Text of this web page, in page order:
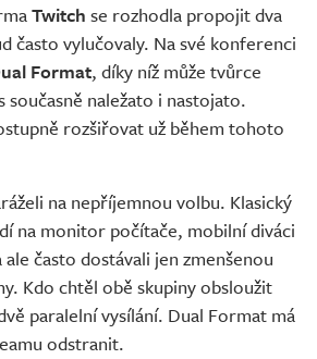
Twitch se rozhodla propojit dva
často vylučovaly. Na své konferenci
Format, díky níž může tvůrce
současně naležato i nastojato.
rozšiřovat už během tohoto
na nepříjemnou volbu. Klasický
na monitor počítače, mobilní diváci
ale často dostávali jen zmenšenou
Kdo chtěl obě skupiny obsloužit
paralelní vysílání. Dual Format má
odstranit.